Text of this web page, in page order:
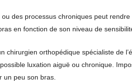
des processus chroniques peut
en fonction de son niveau de
chirurgien orthopédique spécialiste de
luxation aiguë ou chronique.
un peu son bras.